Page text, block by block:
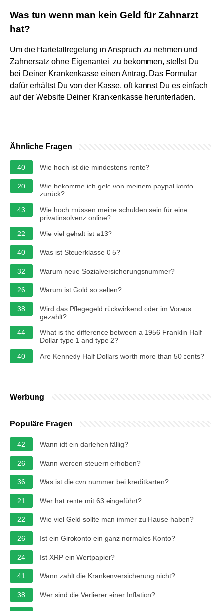
Was tun wenn man kein Geld für Zahnarzt
hat?
Um die Härtefallregelung in Anspruch zu nehmen und
Zahnersatz ohne Eigenanteil zu bekommen, stellst Du
bei Deiner Krankenkasse einen Antrag. Das Formular
dafür erhältst Du von der Kasse, oft kannst Du es einfach
auf der Website Deiner Krankenkasse herunterladen.
Ähnliche Fragen
40 Wie hoch ist die mindestens rente?
20
Wie bekomme ich geld von meinem paypal konto
zurück?
43
Wie hoch müssen meine schulden sein für eine
privatinsolvenz online?
22
Wie viel gehalt ist a13?
40 Was ist Steuerklasse 0 5?
32 Warum neue Sozialversicherungsnummer?
26 Warum ist Gold so selten?
38
Wird das Pflegegeld rückwirkend oder im Voraus
gezahlt?
44
What is the difference between a 1956 Franklin Half
Dollar type 1 and type 2?
40
Are Kennedy Half Dollars worth more than 50 cents?
Werbung
Populäre Fragen
42 Wann idt ein darlehen fällig?
26 Wann werden steuern erhoben?
36 Was ist die cvn nummer bei kreditkarten?
21 Wer hat rente mit 63 eingeführt?
22 Wie viel Geld sollte man immer zu Hause haben?
26 Ist ein Girokonto ein ganz normales Konto?
24 Ist XRP ein Wertpapier?
41 Wann zahlt die Krankenversicherung nicht?
38 Wer sind die Verlierer einer Inflation?